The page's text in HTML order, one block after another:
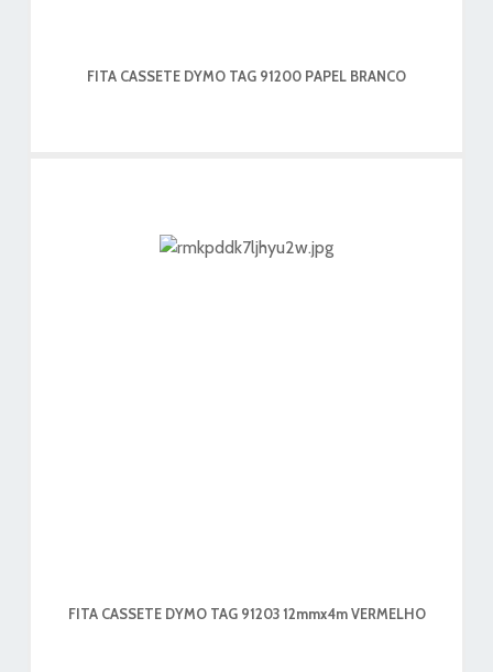
FITA CASSETE DYMO TAG 91200 PAPEL BRANCO
FITA CASSETE DYMO TAG 91203 12mmx4m VERMELHO